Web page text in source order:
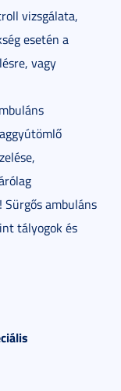
vizsgálata,
esetén a
vagy
ambuláns
tályogok és